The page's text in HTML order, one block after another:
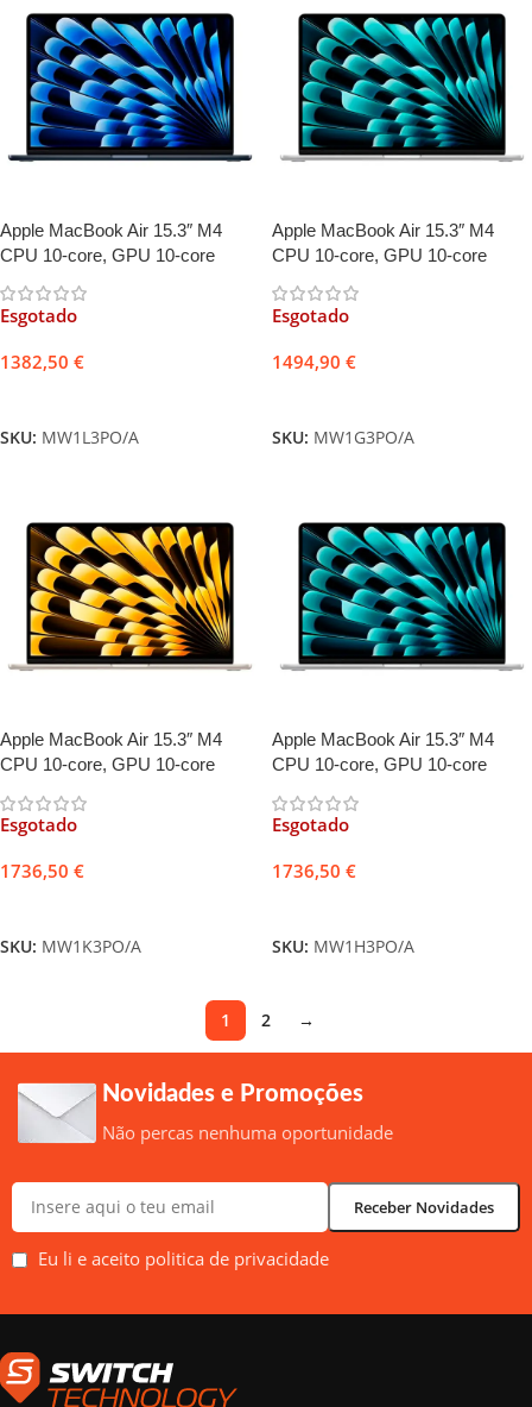
Apple MacBook Air 15.3″ M4
CPU 10-core, GPU 10-core
Adaptador USB-C Duplo 35W
Esgotado
1382,50 €
SKU: MW1L3PO/A
Apple MacBook Air 15.3″ M4
CPU 10-core, GPU 10-core
Adaptador USB-C Duplo 35W
Esgotado
1494,90 €
SKU: MW1G3PO/A
Apple MacBook Air 15.3″ M4
CPU 10-core, GPU 10-core
Adaptador USB-C Duplo 35W
Esgotado
1736,50 €
SKU: MW1K3PO/A
Apple MacBook Air 15.3″ M4
CPU 10-core, GPU 10-core
Adaptador USB-C Duplo 35W
Esgotado
1736,50 €
SKU: MW1H3PO/A
1 2 →
Novidades e Promoções
Não percas nenhuma oportunidade
Eu li e aceito politica de privacidade